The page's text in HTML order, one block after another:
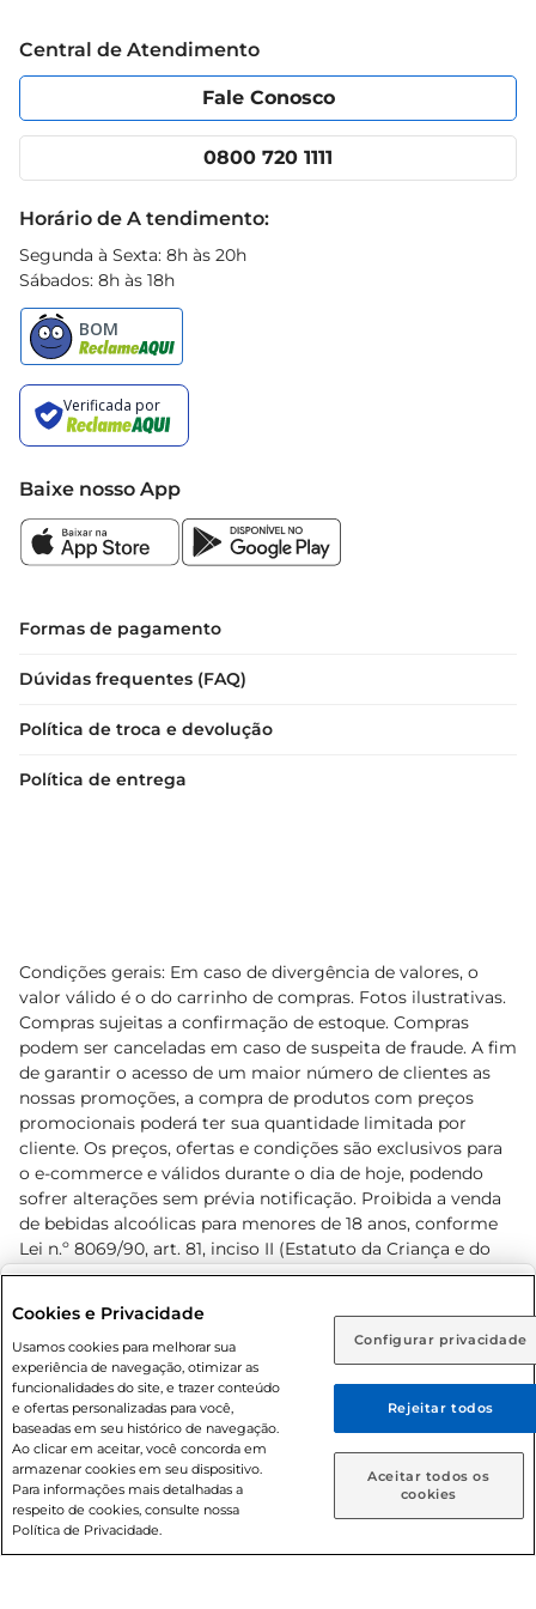
Rio de Janeiro (RJ) Goiás (GO)
Ou
Caso queira comprar online, informe como deseja receber
suas compras:
Entrega em casa Retire em Loja
Política de Privacidade
Portal do fornecedor
Cencosud Media
Código de Ética
App Prezunic
Central de Atendimento
Fale Conosco
0800 720 1111
Horário de A tendimento:
Segunda à Sexta: 8h às 20h
Sábados: 8h às 18h
Baixe nosso App
Formas de pagamento
Dúvidas frequentes (FAQ)
Política de troca e devolução
Política de entrega
Condições gerais: Em caso de divergência de valores, o
valor válido é o do carrinho de compras. Fotos ilustrativas.
Compras sujeitas a confirmação de estoque. Compras
podem ser canceladas em caso de suspeita de fraude. A fim
de garantir o acesso de um maior número de clientes as
nossas promoções, a compra de produtos com preços
promocionais poderá ter sua quantidade limitada por
cliente. Os preços, ofertas e condições são exclusivos para
o e-commerce e válidos durante o dia de hoje, podendo
sofrer alterações sem prévia notificação. Proibida a venda
de bebidas alcoólicas para menores de 18 anos, conforme
Lei n.º 8069/90, art. 81, inciso II (Estatuto da Criança e do
Adolescente). Preços e condições exclusivos para o
prévio. O valor mínimo para as compras on-line é de R$
80,00.
© 2026 Copyright. Todos os direitos
reservados Prezunic.
Cookies e Privacidade
Usamos cookies para melhorar sua
experiência de navegação, otimizar as
funcionalidades do site, e trazer conteúdo
e ofertas personalizadas para você,
baseadas em seu histórico de navegação.
Ao clicar em aceitar, você concorda em
armazenar cookies em seu dispositivo.
Para informações mais detalhadas a
respeito de cookies, consulte nossa
Política de Privacidade.
Configurar privacidade
Rejeitar todos
Aceitar todos os
cookies